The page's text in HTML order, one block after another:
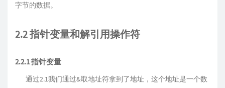
字节的数据。
2.2 指针变量和解引用操作符
2.2.1 指针变量
通过2.1我们通过&取地址符拿到了地址，这个地址是一个数